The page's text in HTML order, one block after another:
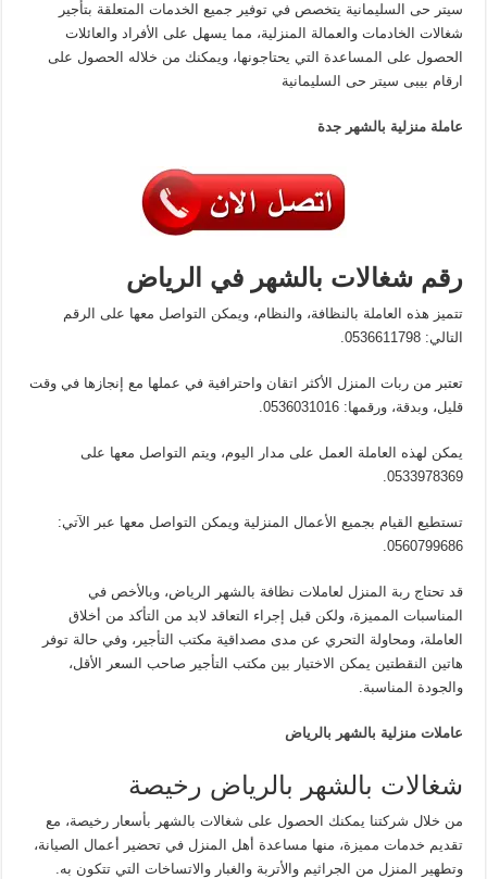
سيتر حى السليمانية يتخصص في توفير جميع الخدمات المتعلقة بتأجير
شغالات الخادمات والعمالة المنزلية، مما يسهل على الأفراد والعائلات
الحصول على المساعدة التي يحتاجونها، ويمكنك من خلاله الحصول على
ارقام بيبى سيتر حى السليمانية
عاملة منزلية بالشهر جدة
رقم شغالات بالشهر في الرياض
تتميز هذه العاملة بالنظافة، والنظام، ويمكن التواصل معها على الرقم
التالي: 0536611798.
تعتبر من ربات المنزل الأكثر اتقان واحترافية في عملها مع إنجازها في وقت
قليل، وبدقة، ورقمها: 0536031016.
يمكن لهذه العاملة العمل على مدار اليوم، ويتم التواصل معها على
0533978369.
تستطيع القيام بجميع الأعمال المنزلية ويمكن التواصل معها عبر الآتي:
0560799686.
قد تحتاج ربة المنزل لعاملات نظافة بالشهر الرياض، وبالأخص في
المناسبات المميزة، ولكن قبل إجراء التعاقد لابد من التأكد من أخلاق
العاملة، ومحاولة التحري عن مدى مصداقية مكتب التأجير، وفي حالة توفر
هاتين النقطتين يمكن الاختيار بين مكتب التأجير صاحب السعر الأقل،
والجودة المناسبة.
عاملات منزلية بالشهر بالرياض
شغالات بالشهر بالرياض رخيصة
من خلال شركتنا يمكنك الحصول على شغالات بالشهر بأسعار رخيصة، مع
تقديم خدمات مميزة، منها مساعدة أهل المنزل في تحضير أعمال الصيانة،
وتطهير المنزل من الجراثيم والأتربة والغبار والاتساخات التي تتكون به.